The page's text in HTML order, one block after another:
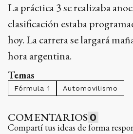
La práctica 3 se realizaba
clasificación estaba
hoy. La carrera se largará
hora argentina.
Temas
Fórmula 1 Automovilismo
COMENTARIOS 0
Compartí tus ideas de forma